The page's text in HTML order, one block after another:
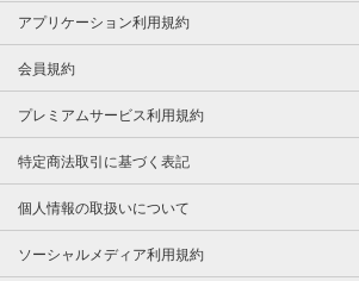
アプリケーション利用規約
会員規約
プレミアムサービス利用規約
特定商法取引に基づく表記
個人情報の取扱いについて
ソーシャルメディア利用規約